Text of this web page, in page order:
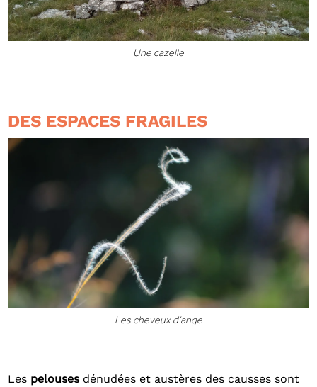
Une cazelle
DES ESPACES FRAGILES
Les cheveux d’ange
Les pelouses dénudées et austères des causses sont